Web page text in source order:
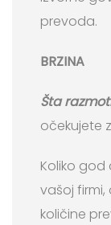
prevoda.
BRZINA
Šta
očekujete
Koliko
vašoj
količine